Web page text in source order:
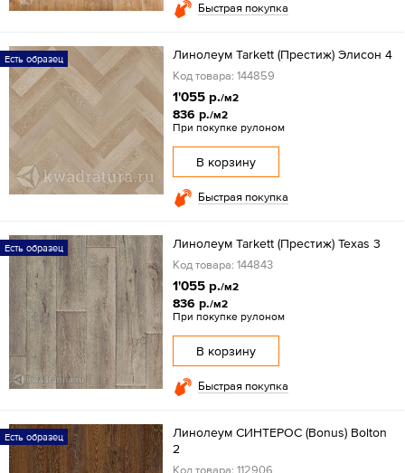
Быстрая покупка
Есть образец Линолеум Tarkett (Престиж) Элисон 4
Код товара: 144859
1'055 р./м2
836 р./м2
При покупке рулоном
В корзину
Быстрая покупка
Есть образец Линолеум Tarkett (Престиж) Texas 3
Код товара: 144843
1'055 р./м2
836 р./м2
При покупке рулоном
В корзину
Быстрая покупка
Есть образец
Линолеум СИНТЕРОС (Bonus) Bolton
2
Код товара: 112906